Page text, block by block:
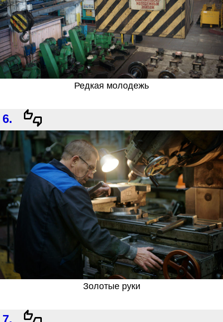
Редкая молодежь
6.
Золотые руки
7.